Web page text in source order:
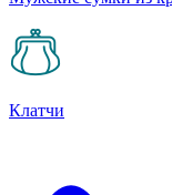
Клатчи